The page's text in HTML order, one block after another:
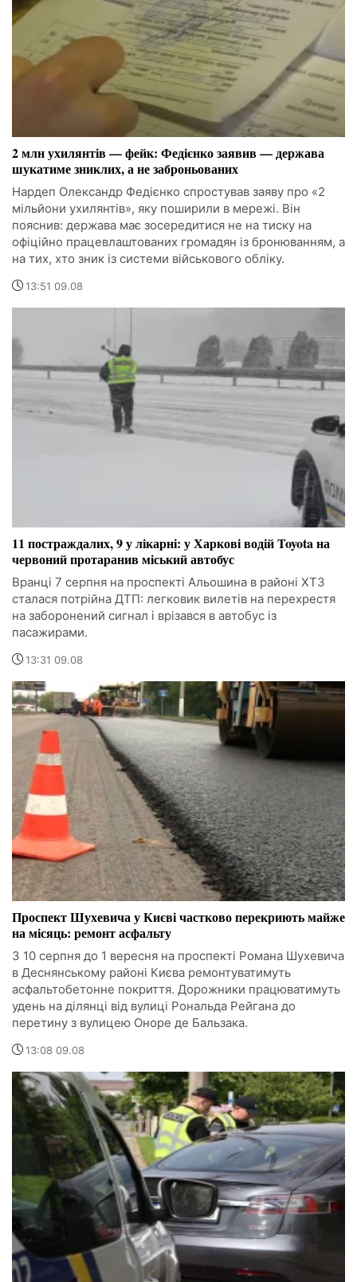
2 млн ухилянтів — фейк: Федієнко заявив — держава
шукатиме зниклих, а не заброньованих
Нардеп Олександр Федієнко спростував заяву про «2
мільйони ухилянтів», яку поширили в мережі. Він
пояснив: держава має зосередитися не на тиску на
офіційно працевлаштованих громадян із бронюванням, а
на тих, хто зник із системи військового обліку.
13:51 09.08
11 постраждалих, 9 у лікарні: у Харкові водій Toyota на
червоний протаранив міський автобус
Вранці 7 серпня на проспекті Альошина в районі ХТЗ
сталася потрійна ДТП: легковик вилетів на перехрестя
на заборонений сигнал і врізався в автобус із
пасажирами.
13:31 09.08
Проспект Шухевича у Києві частково перекриють майже
на місяць: ремонт асфальту
З 10 серпня до 1 вересня на проспекті Романа Шухевича
в Деснянському районі Києва ремонтуватимуть
асфальтобетонне покриття. Дорожники працюватимуть
удень на ділянці від вулиці Рональда Рейгана до
перетину з вулицею Оноре де Бальзака.
13:08 09.08